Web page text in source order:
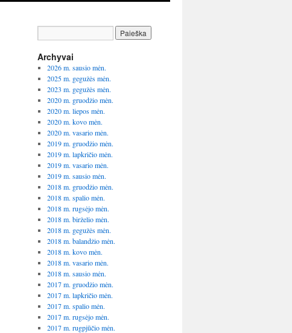
Archyvai
2026 m. sausio mėn.
2025 m. gegužės mėn.
2023 m. gegužės mėn.
2020 m. gruodžio mėn.
2020 m. liepos mėn.
2020 m. kovo mėn.
2020 m. vasario mėn.
2019 m. gruodžio mėn.
2019 m. lapkričio mėn.
2019 m. vasario mėn.
2019 m. sausio mėn.
2018 m. gruodžio mėn.
2018 m. spalio mėn.
2018 m. rugsėjo mėn.
2018 m. birželio mėn.
2018 m. gegužės mėn.
2018 m. balandžio mėn.
2018 m. kovo mėn.
2018 m. vasario mėn.
2018 m. sausio mėn.
2017 m. gruodžio mėn.
2017 m. lapkričio mėn.
2017 m. spalio mėn.
2017 m. rugsėjo mėn.
2017 m. rugpjūčio mėn.